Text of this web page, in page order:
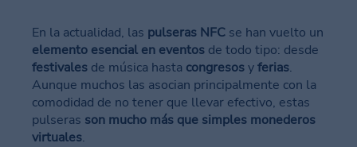
Contactar
En la actualidad, las pulseras NFC se han vuelto un
elemento esencial en eventos de todo tipo: desde
festivales de música hasta congresosyferias.
Aunque muchos las asocian principalmente con la
comodidad de no tener que llevar efectivo, estas
pulseras son mucho más que simples monederos
virtuales.